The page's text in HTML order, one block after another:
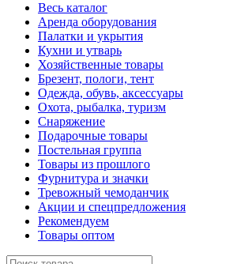
Весь каталог
Аренда оборудования
Палатки и укрытия
Кухни и утварь
Хозяйственные товары
Брезент, пологи, тент
Одежда, обувь, аксессуары
Охота, рыбалка, туризм
Снаряжение
Подарочные товары
Постельная группа
Товары из прошлого
Фурнитура и значки
Тревожный чемоданчик
Акции и спецпредложения
Рекомендуем
Товары оптом